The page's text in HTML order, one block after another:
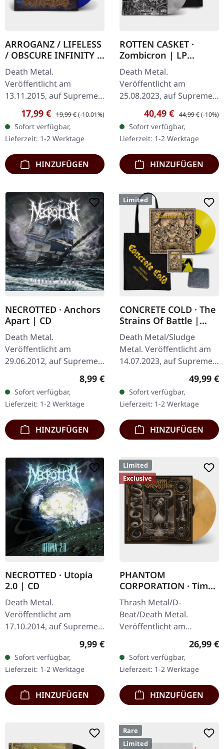
ARROGANZ / LIFELESS
/ OBSCURE INFINITY /
RECKLESS
MANSLAUGHTER ·
Sermon Of Ungodly
Dreams | BLUE/BLACK
Death Metal.
Veröffentlicht am
13.11.2015, auf Supreme
Chaos Records. SCR
Mailorder Exklusiv!
Transparent
Blau/Schwarz
marmoriertes Vinyl.
Limitiert…
Verkaufspreis:
17,99 € Regulärer Preis:
19,99 €(-10.01%)
Sofort verfügbar,
Lieferzeit: 1-2 Werktage
HINZUFÜGEN
ROTTEN CASKET ·
Zombicron | LP
BUNDLE
Death Metal.
Veröffentlicht am
25.08.2023, auf Supreme
Chaos Records.
EXKLUSIVES PREORDER
BUDNLE! Die ersten 50
nummerierten Exemplare
kommen mit…
Verkaufspreis:
40,49 € Regulärer Preis:
44,99 €(-10%)
Sofort verfügbar,
Lieferzeit: 1-2 Werktage
HINZUFÜGEN
NECROTTED · Anchors
Apart | CD
Death Metal.
Veröffentlicht am
29.06.2012, auf Supreme
Chaos Records. CD im
Jewelcase mit 8-seitigem
Booklet. Hier gibt es nicht
weniger als modernen…
Regulärer Preis:
8,99 €
Sofort verfügbar,
Lieferzeit: 1-2 Werktage
HINZUFÜGEN
Limited
CONCRETE COLD · The
Strains Of Battle |
VINYL BUNDLE
Death Metal/Sludge
Metal. Veröffentlicht am
14.07.2023, auf Supreme
Chaos Records. SCR-
exklusives Bundle, 50
Exemplare, bestehend
aus: · Gelbes Vinyl…
49,99 €
Sofort verfügbar,
Lieferzeit: 1-2 Werktage
HINZUFÜGEN
NECROTTED · Utopia
2.0 | CD
Death Metal.
Veröffentlicht am
17.10.2014, auf Supreme
Chaos Records. CD im
Jewelcase. Das neueste
Album von NECROTTED
bietet mal wieder nur
das…
Regulärer Preis:
9,99 €
Sofort verfügbar,
Lieferzeit: 1-2 Werktage
HINZUFÜGEN
Limited
Exclusive
PHANTOM
CORPORATION · Time
And Tide | ORANGE
MARBLED LP
Thrash Metal/D-
Beat/Death Metal.
Veröffentlicht am
12.12.2025, auf Supreme
Chaos Records. Orange
marmoriertes Vinyl mit
Insert. Limitiert auf 150…
26,99 €
Sofort verfügbar,
Lieferzeit: 1-2 Werktage
HINZUFÜGEN
Rare
Limited